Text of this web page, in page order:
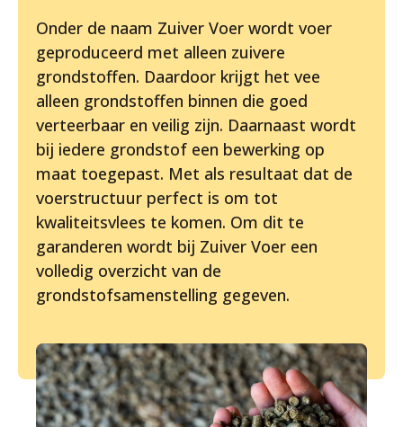
Onder de naam Zuiver Voer wordt voer
geproduceerd met alleen zuivere
grondstoffen. Daardoor krijgt het vee
alleen grondstoffen binnen die goed
verteerbaar en veilig zijn. Daarnaast wordt
bij iedere grondstof een bewerking op
maat toegepast. Met als resultaat dat de
voerstructuur perfect is om tot
kwaliteitsvlees te komen. Om dit te
garanderen wordt bij Zuiver Voer een
volledig overzicht van de
grondstofsamenstelling gegeven.